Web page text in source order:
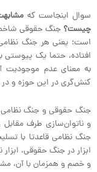
سوال اینجاست که
چیست؟ جنگ حقوقی
است؛ یعنی هر جنگ
افتاده، حتما یک پیوستی
به معنای عدم موجودیت
کنش‌گری در این حوزه و
جنگ حقوقی و جنگ
و ناتوان‌سازی طرف
جنگ نظامی قاعدتا با
ابزار در جنگ حقوقی،
و خصم و همزمان با آن،